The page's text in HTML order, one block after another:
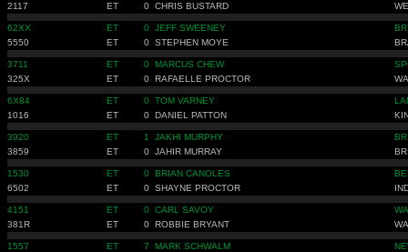
2117
ET 0 CHRIS BUSTARD
62XX ET 0 JEFF SWEENEY
5550
ET 0 STEPHEN MOYE
3711 ET 0 MARCUS CHEW
325X
ET 0 RAFAELLE PROCTOR
6X84 ET 0 TOM VARNEY
1016
ET 0 DANIEL PATTON
3920 ET 1 JAKHI MURPHY
3859
ET 0 JAHIR MURRAY
1530 ET 0 BRIAN CANOLES
6502
ET 0 SHAYNE PROCTOR
4151 ET 0 CARL SAVOY
381R
ET 0 ROBBIE BRYANT
1557 ET 7 MARK SCHWALM